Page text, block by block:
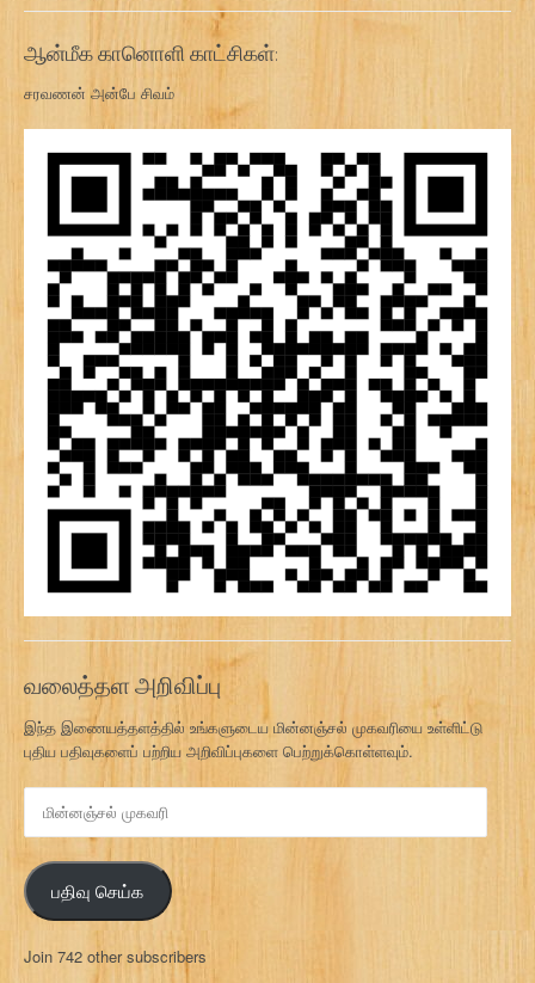
ஆன்மீக கானொளி காட்சிகள்:
சரவணன் அன்பே சிவம்
வலைத்தள அறிவிப்பு
இந்த இணையத்தளத்தில் உங்களுடைய மின்னஞ்சல் முகவரியை உள்ளிட்டு
புதிய பதிவுகளைப் பற்றிய அறிவிப்புகளை பெற்றுக்கொள்ளவும்.
ன
ஞ்
ச
ல்
க
பதிவு செய்க
Join 742 other subscribers